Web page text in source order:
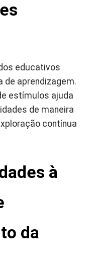
educativos
de aprendizagem.
estímulos ajuda
de maneira
contínua
à
da